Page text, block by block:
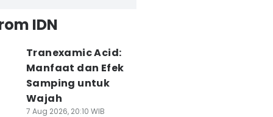
IDN
Tranexamic Acid:
Manfaat dan Efek
Samping untuk
Wajah
7 Aug 2026, 20:10 WIB